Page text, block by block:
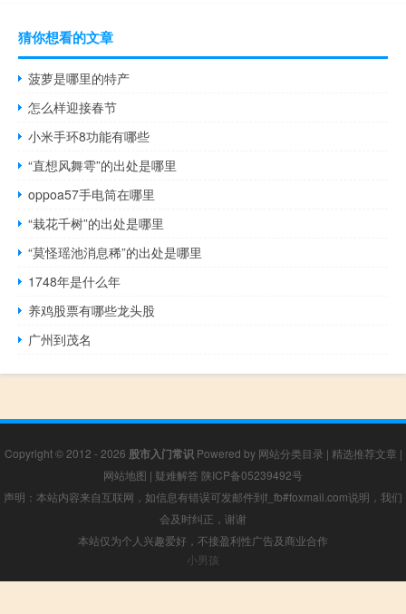
猜你想看的文章
菠萝是哪里的特产
怎么样迎接春节
小米手环8功能有哪些
“直想风舞雩”的出处是哪里
oppoa57手电筒在哪里
“栽花千树”的出处是哪里
“莫怪瑶池消息稀”的出处是哪里
1748年是什么年
养鸡股票有哪些龙头股
广州到茂名
Copyright © 2012 - 2026 股市入门常识Powered by 网站分类目录 | 精选推荐文章 |
网站地图 | 疑难解答 陕ICP备05239492号
声明：本站内容来自互联网，如信息有错误可发邮件到f_fb#foxmail.com说明，我们
会及时纠正，谢谢
本站仅为个人兴趣爱好，不接盈利性广告及商业合作
小男孩